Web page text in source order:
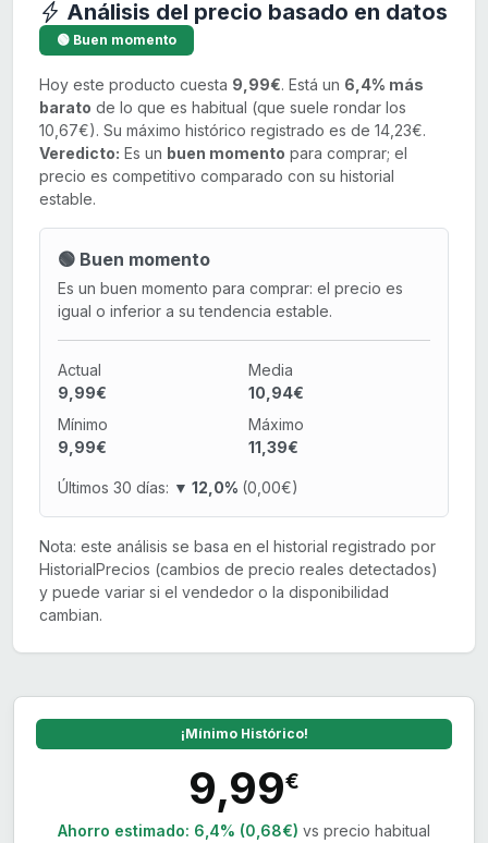
Análisis del precio basado en datos
🟢 Buen momento
Hoy este producto cuesta 9,99€. Está un 6,4% más
barato de lo que es habitual (que suele rondar los
10,67€). Su máximo histórico registrado es de 14,23€.
Veredicto: Es un buen momento para comprar; el
precio es competitivo comparado con su historial
estable.
🟢 Buen momento
Es un buen momento para comprar: el precio es
igual o inferior a su tendencia estable.
Actual
9,99€
Media
10,94€
Mínimo
9,99€
Máximo
11,39€
Últimos 30 días: ▼ 12,0% (0,00€)
Nota: este análisis se basa en el historial registrado por
HistorialPrecios (cambios de precio reales detectados)
y puede variar si el vendedor o la disponibilidad
cambian.
¡Mínimo Histórico!
9,99€
Ahorro estimado: 6,4% (0,68€) vs precio habitual